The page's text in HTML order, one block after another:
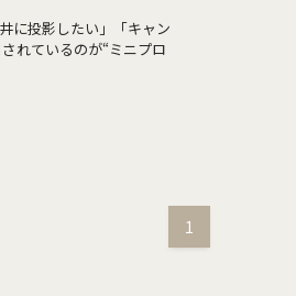
に投影したい」「キャン
れているのが“ミニプロ
1